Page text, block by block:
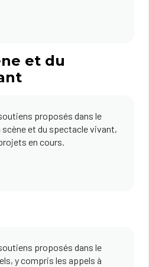
et du
proposés dans le
scène et du spectacle vivant,
en cours.
proposés dans le
y compris les appels à